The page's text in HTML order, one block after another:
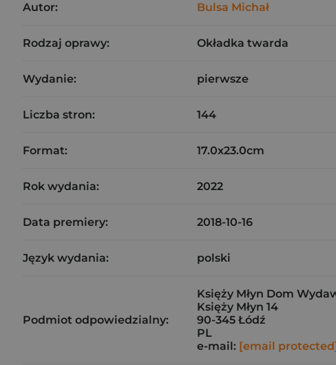
Autor: Bulsa Michał
Rodzaj oprawy: Okładka twarda
Wydanie: pierwsze
Liczba stron: 144
Format: 17.0x23.0cm
Rok wydania: 2022
Data premiery: 2018-10-16
Język wydania: polski
Podmiot odpowiedzialny:
Księży Młyn Dom
Księży Młyn 14
90-345 Łódź
PL
e-mail: [email